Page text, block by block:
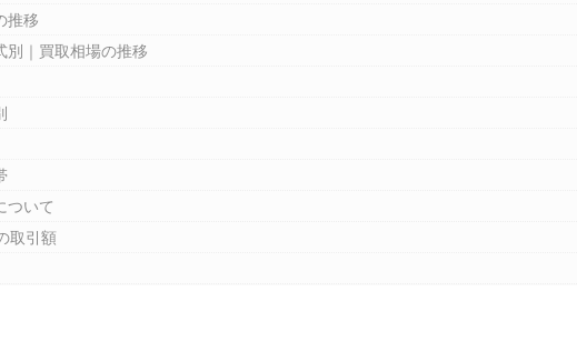
推移
別｜買取相場の推移
ついて
取引額